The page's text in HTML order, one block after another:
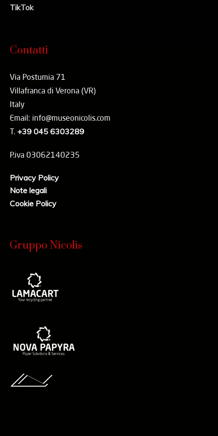
TikTok
Contatti
Via Postumia 71
Villafranca di Verona (VR)
Italy
Email: info@museonicolis.com
T. +39 045 6303289
P.iva 03062140235
Privacy Policy
Note legali
Cookie Policy
Gruppo Nicolis